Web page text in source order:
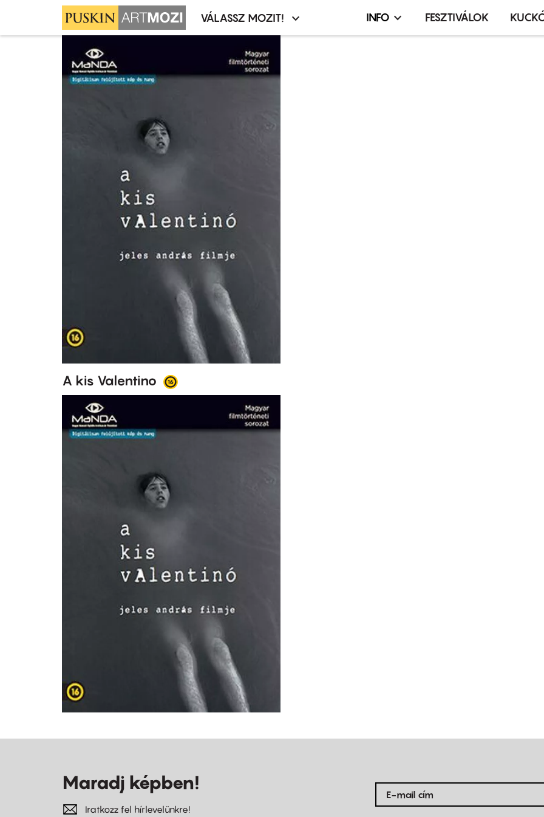
Moziválasztó
menü
VÁLASSZ MOZIT!
Infó,
INFO FESZTIVÁLOK
A kis Valentino
Maradj képben!
Iratkozz fel hírlevelünkre!